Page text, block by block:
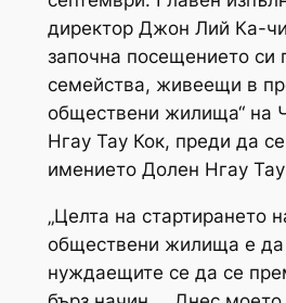
директор Джон Лий Ка-
започна посещението си
семейства, живеещи в
обществени жилища“ на
Нгау Тау Кок, преди да
имението Долен Нгау
„Целта на стартирането
обществени жилища е да
нуждаещите се да се